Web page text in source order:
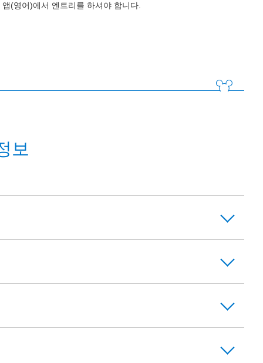
(영어)에서 엔트리를 하셔야 합니다.
보